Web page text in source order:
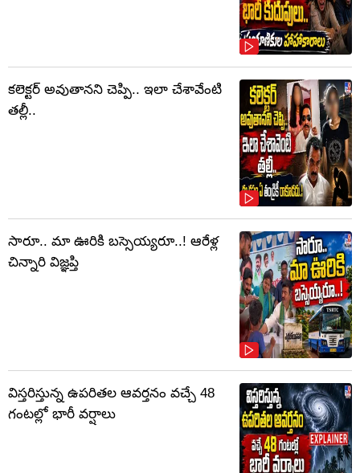
కలెక్టర్‌ అవుతానని చెప్పి.. ఇలా చేశావేంటి
తల్లీ..
సారూ.. మా ఊరికి బస్సెయ్యరూ..! ఆరేళ్ల
చిన్నారి విజ్ఞప్తి
విస్తరిస్తున్న ఉపరితల ఆవర్తనం వచ్చే 48
గంటల్లో భారీ వర్షాలు